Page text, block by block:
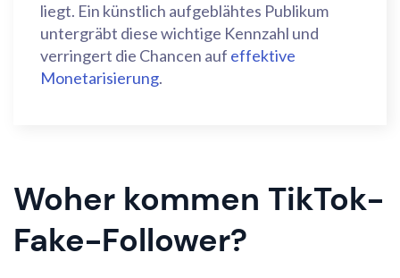
liegt. Ein künstlich aufgeblähtes Publikum
untergräbt diese wichtige Kennzahl und
verringert die Chancen auf effektive
Monetarisierung.
Woher kommen TikTok-
Fake-Follower?